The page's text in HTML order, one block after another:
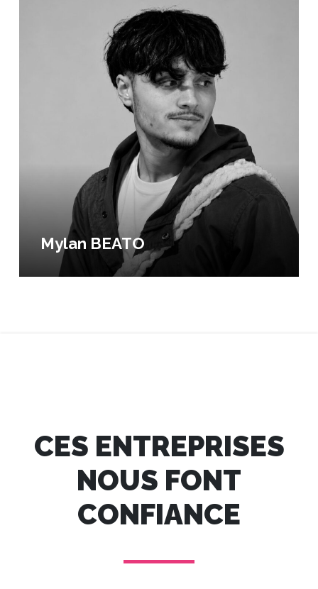
Mylan BEATO
CES ENTREPRISES
NOUS FONT
CONFIANCE